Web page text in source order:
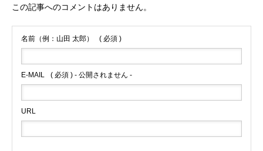
この記事へのコメントはありません。
名前（例：山田 太郎） ( 必須 )
E-MAIL ( 必須 ) - 公開されません -
URL